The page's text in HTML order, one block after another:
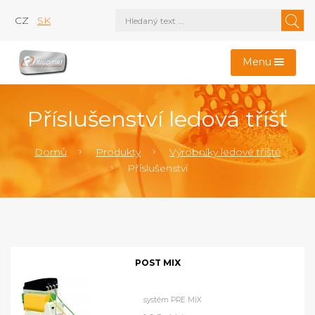
CZ SK
Menu
Příslušenství ledová tříšť
Domů Produkty
Výrobníky ledové tříště
Příslušenství
POST MIX
systém PRE MIX